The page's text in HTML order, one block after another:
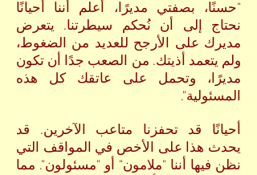
"حسنًا، بصفتي مديرًا، أعلم أننا أحيانًا
نحتاج إلى أن نُحكم سيطرتنا. يتعرض
مديرك على الأرجح للعديد من الضغوط،
ولم يتعمد أذيتك. من الصعب جدًا أن تكون
مديرًا، وتحمل على عاتقك كل هذه
المسئولية".
أحيانًا قد تحفزنا متاعب الآخرين. قد
يحدث هذا على الأخص في المواقف التي
نظن فيها أننا "ملامون" أو "مسئولون". مما